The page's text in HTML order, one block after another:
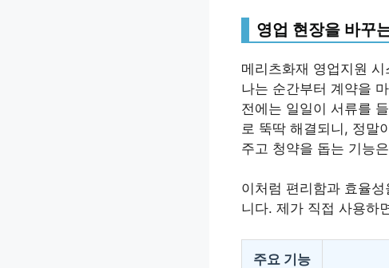
영업 현장을 바꾸
메리츠화재 영업지원
나는 순간부터 계약을
전에는 일일이 서류를
로 뚝딱 해결되니, 정말
주고 청약을 돕는 기능
이처럼 편리함과 효율
니다. 제가 직접 사용하
주요 기능